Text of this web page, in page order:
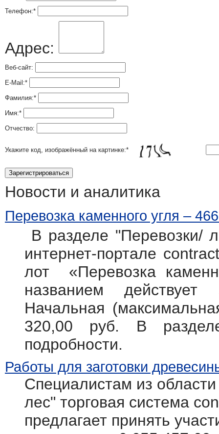
Телефон:*
Адрес:
Веб-сайт:
E-Mail:*
Фамилия:*
Имя:*
Отчество:
Укажите код, изображённый на картинке:*
Новости и аналитика
Перевозка каменного угля –
В разделе "Перевозки/
интернет-портале
лот «Перевозка
названием
Начальная
320,00 руб. В
подробности.
Работы для заготовки
Специалистам из
лес" торговая система
предлагает принять